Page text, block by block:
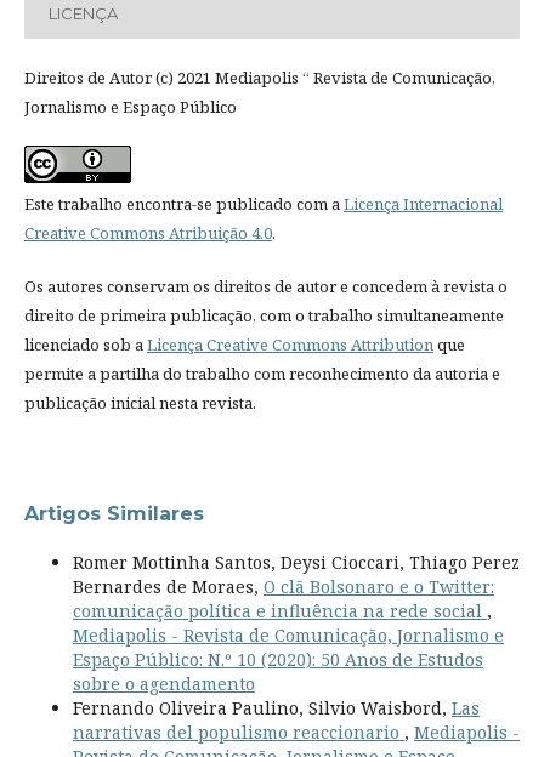
LICENÇA
Direitos de Autor (c) 2021 Mediapolis “ Revista de Comunicação,
Jornalismo e Espaço Público
Este trabalho encontra-se publicado com aLicença Internacional
Creative Commons Atribuição 4.0.
Os autores conservam os direitos de autor e concedem à revista o
direito de primeira publicação, com o trabalho simultaneamente
licenciado sob aLicença Creative Commons Attributionque
permite a partilha do trabalho com reconhecimento da autoria e
publicação inicial nesta revista.
Artigos Similares
Romer Mottinha Santos, Deysi Cioccari, Thiago Perez
Bernardes de Moraes, O clã Bolsonaro e o Twitter:
comunicação política e influência na rede social ,
Mediapolis - Revista de Comunicação, Jornalismo e
Espaço Público: N.º 10 (2020): 50 Anos de Estudos
sobre o agendamento
Fernando Oliveira Paulino, Silvio Waisbord, Las
narrativas del populismo reaccionario , Mediapolis -